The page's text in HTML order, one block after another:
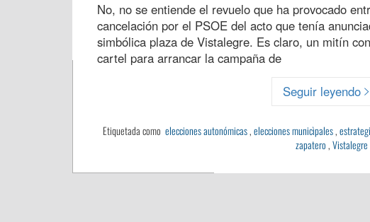
No, no se entiende el revuelo que ha provocado
cancelación por el PSOE del acto que tenía
simbólica plaza de Vistalegre. Es claro, un mitín
cartel para arrancar la campaña de
Seguir leyendo
Etiquetada como elecciones autonómicas,elecciones municìpales,
zapatero,Vistalegre